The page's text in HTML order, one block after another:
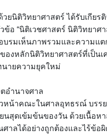
ยนิติวิทยาศาสตร์ ได้รับเกียร
อ “นิติเวชศาสตร์ นิติวิทยาศ
รมเห็นภาพรวมและความแต
งหลักนิติวิทยาศาสตร์ที่เป็น
นายความยุคใหม่
อำนาจศาล
วหน้าคณะในศาลอุทธรณ์ บร
ยนสุดเข้มข้นของวัน ด้วยเนื้
าลได้อย่างถูกต้องและไร้ข้อ